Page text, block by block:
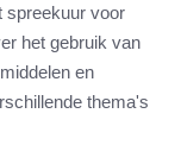
spreekuur voor
het gebruik van
en
thema's